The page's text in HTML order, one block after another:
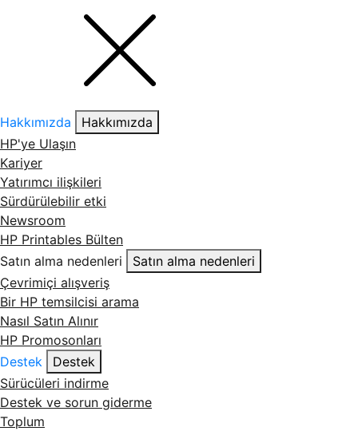
Hakkımızda
Hakkımızda
HP'ye Ulaşın
Kariyer
Yatırımcı ilişkileri
Sürdürülebilir etki
Newsroom
HP Printables Bülten
Satın alma nedenleri
Satın alma nedenleri
Çevrimiçi alışveriş
Bir HP temsilcisi arama
Nasıl Satın Alınır
HP Promosonları
Destek
Destek
Sürücüleri indirme
Destek ve sorun giderme
Toplum